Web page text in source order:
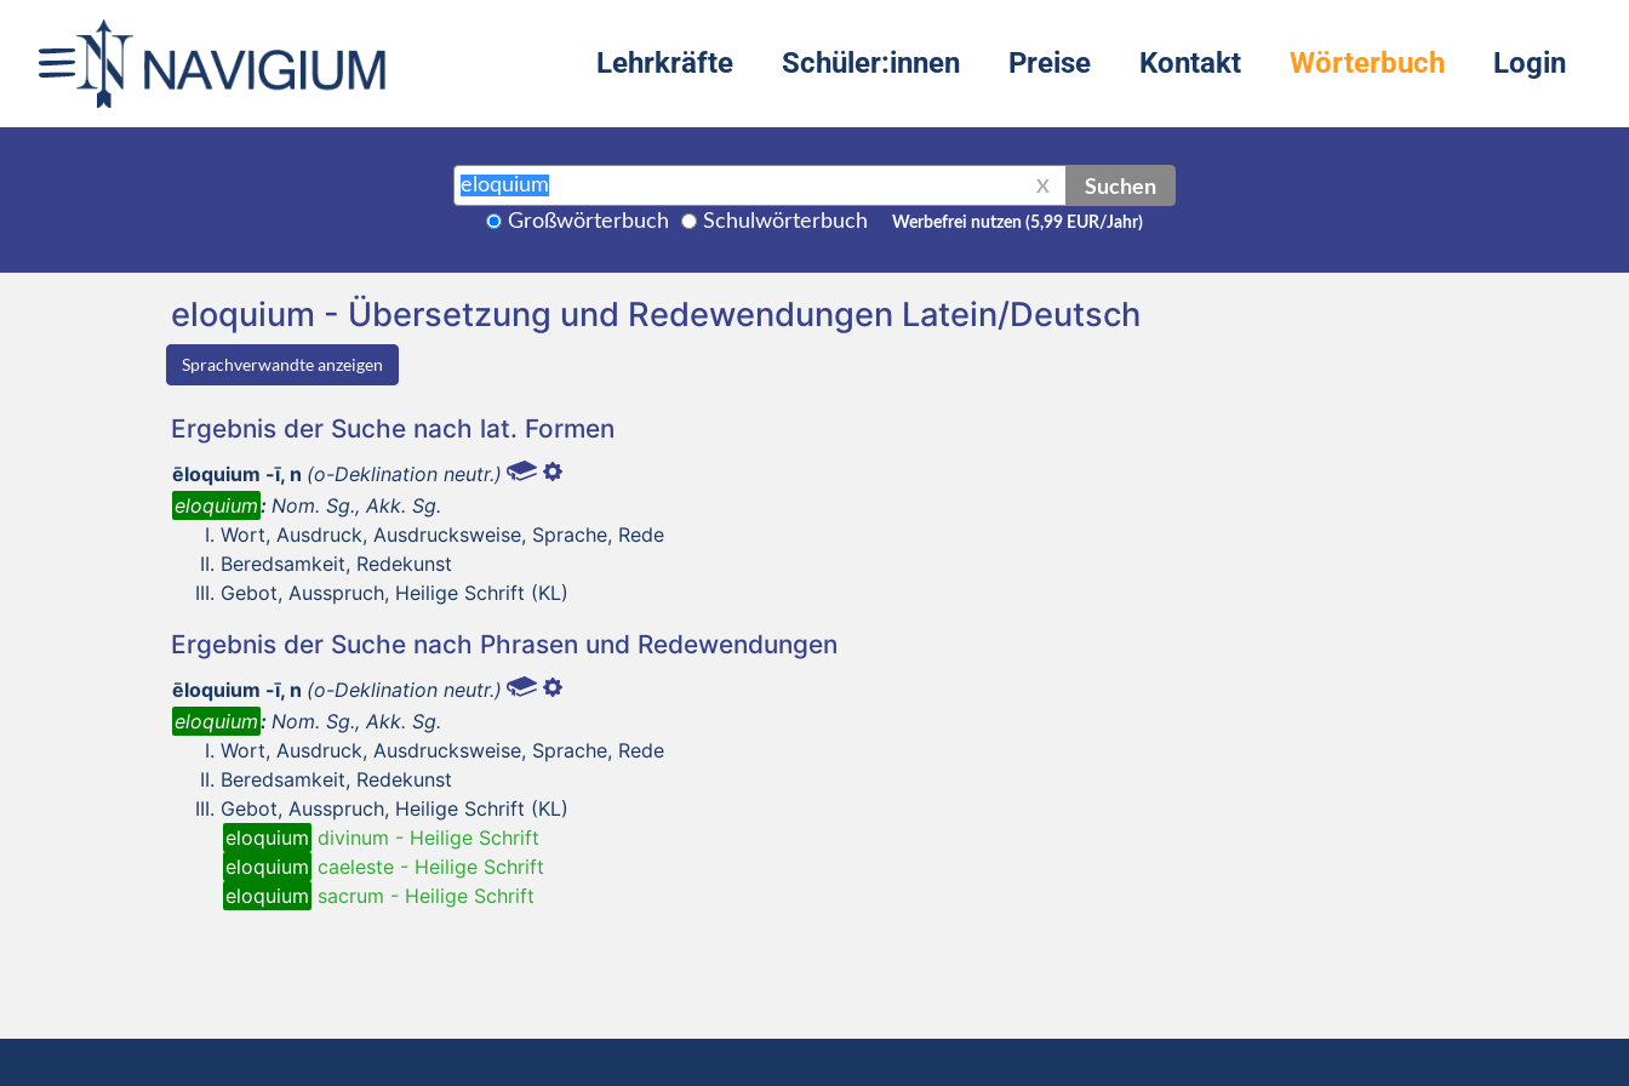
Lehrkräfte Schüler:innen Preise Kontakt Wörterbuch Login
X Suchen
Großwörterbuch Schulwörterbuch Werbefrei nutzen (5,99 EUR/Jahr)
eloquium - Übersetzung und Redewendungen Latein/Deutsch
Sprachverwandte anzeigen
Ergebnis der Suche nach lat. Formen
ēloquium -ī, n (o-Deklination neutr.)
eloquium: Nom. Sg., Akk. Sg.
Wort, Ausdruck, Ausdrucksweise, Sprache, Rede
Beredsamkeit, Redekunst
Gebot, Ausspruch, Heilige Schrift (KL)
Ergebnis der Suche nach Phrasen und Redewendungen
ēloquium -ī, n (o-Deklination neutr.)
eloquium: Nom. Sg., Akk. Sg.
Wort, Ausdruck, Ausdrucksweise, Sprache, Rede
Beredsamkeit, Redekunst
Gebot, Ausspruch, Heilige Schrift (KL)
eloquium divinum - Heilige Schrift
eloquium caeleste - Heilige Schrift
eloquium sacrum - Heilige Schrift